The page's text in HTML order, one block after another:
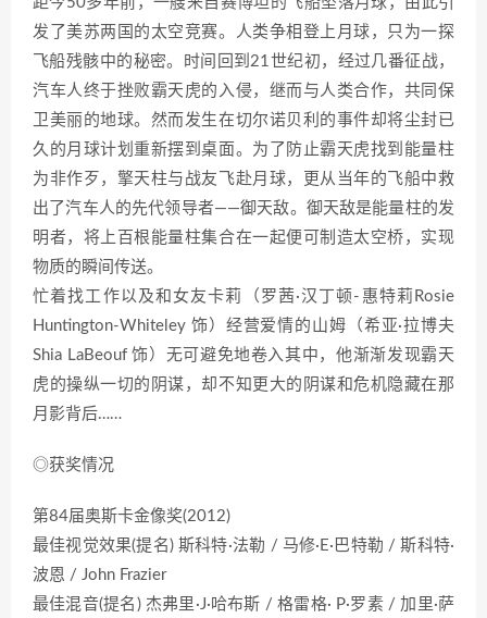
发了美苏两国的太空竞赛。人类争相登上月球，只为一探
飞船残骸中的秘密。时间回到21世纪初，经过几番征战，
汽车人终于挫败霸天虎的入侵，继而与人类合作，共同保
卫美丽的地球。然而发生在切尔诺贝利的事件却将尘封已
久的月球计划重新摆到桌面。为了防止霸天虎找到能量柱
为非作歹，擎天柱与战友飞赴月球，更从当年的飞船中救
出了汽车人的先代领导者——御天敌。御天敌是能量柱的发
明者，将上百根能量柱集合在一起便可制造太空桥，实现
物质的瞬间传送。
忙着找工作以及和女友卡莉（罗茜·汉丁顿-惠特莉Rosie
Huntington-Whiteley 饰）经营爱情的山姆（希亚·拉博夫
Shia LaBeouf 饰）无可避免地卷入其中，他渐渐发现霸天
虎的操纵一切的阴谋，却不知更大的阴谋和危机隐藏在那
月影背后……
◎获奖情况
第84届奥斯卡金像奖(2012)
最佳视觉效果(提名) 斯科特·法勒 / 马修·E·巴特勒 / 斯科特·
波恩 / John Frazier
最佳混音(提名) 杰弗里·J·哈布斯 / 格雷格· P·罗素 / 加里·萨